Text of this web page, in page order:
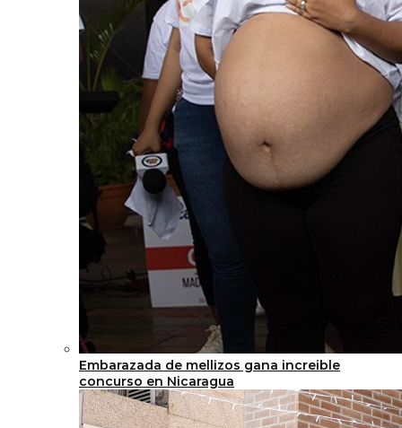
Embarazada de mellizos gana increible
concurso en Nicaragua